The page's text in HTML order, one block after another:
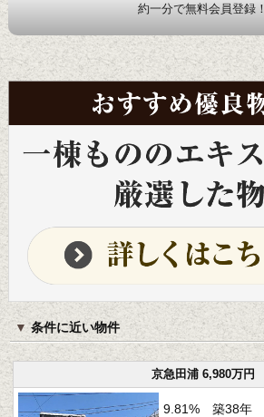
約一分で無料会員登録！
条件に近い物件
京急田浦 6,980万円
9.81% 築38年